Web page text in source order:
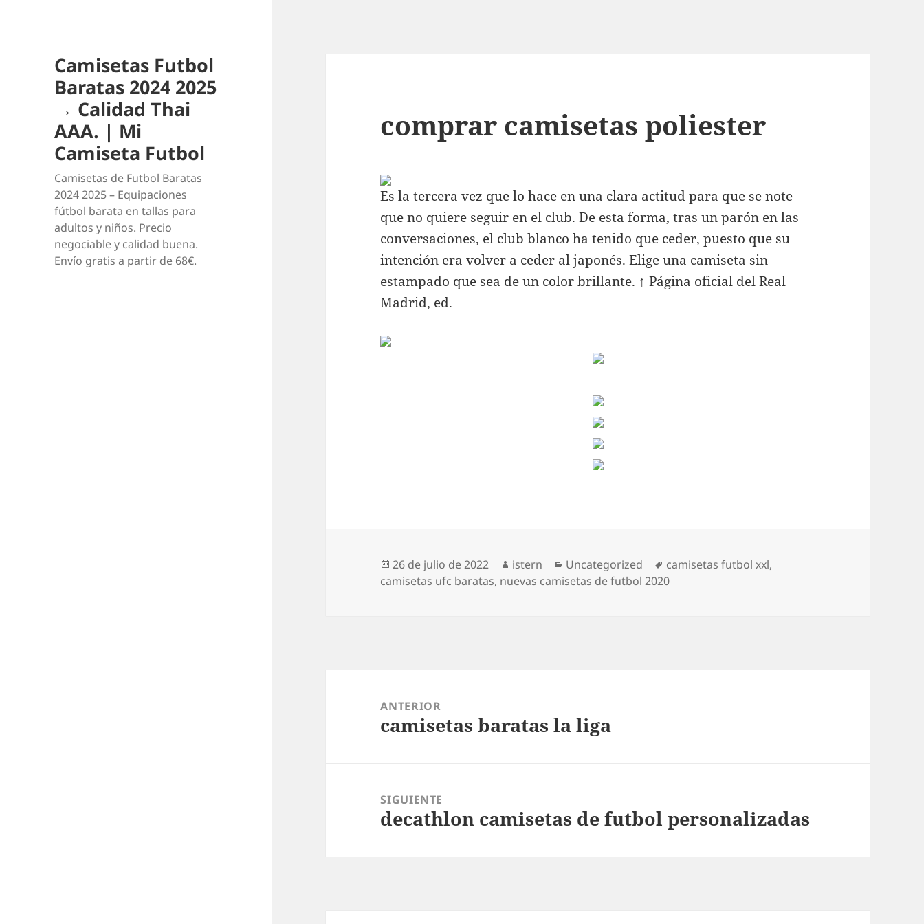
Camisetas Futbol
Baratas 2024 2025
→ Calidad Thai
AAA. | Mi
Camiseta Futbol
Camisetas de Futbol Baratas
2024 2025 – Equipaciones
fútbol barata en tallas para
adultos y niños. Precio
negociable y calidad buena.
Envío gratis a partir de 68€.
comprar camisetas poliester
Es la tercera vez que lo hace en una clara actitud para que se note
que no quiere seguir en el club. De esta forma, tras un parón en las
conversaciones, el club blanco ha tenido que ceder, puesto que su
intención era volver a ceder al japonés. Elige una camiseta sin
estampado que sea de un color brillante. ↑ Página oficial del Real
Madrid, ed.
Publicado
el
26 de julio de 2022 Autor
istern Categorías
Uncategorized Etiquetas
camisetas futbol xxl,
camisetas ufc baratas, nuevas camisetas de futbol 2020
entradas
ANTERIOR
Entrada
camisetas baratas la liga
SIGUIENTE
Entrada
decathlon camisetas de futbol personalizadas